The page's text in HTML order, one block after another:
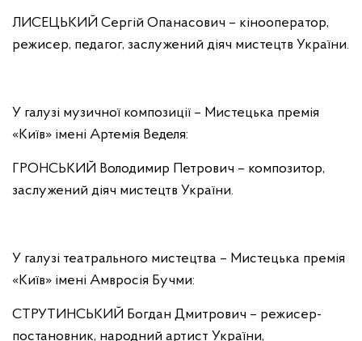
ЛИСЕЦЬКИЙ Сергій Опанасович – кінооператор,
режисер, педагог, заслужений діяч мистецтв України.
У галузі музичної композиції – Мистецька премія
«Київ» імені Артемія Веделя:
ГРОНСЬКИЙ Володимир Петрович – композитор,
заслужений діяч мистецтв України.
У галузі театрального мистецтва – Мистецька премія
«Київ» імені Амвросія Бучми:
СТРУТИНСЬКИЙ Богдан Дмитрович – режисер-
постановник, народний артист України,